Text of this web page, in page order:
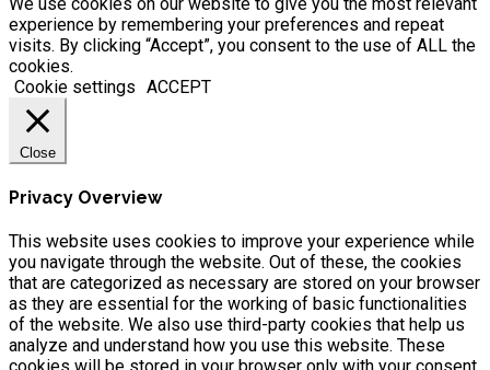
experience by remembering your preferences and repeat
visits. By clicking “Accept”, you consent to the use of ALL the
cookies.
Cookie settings ACCEPT
Close
Privacy Overview
This website uses cookies to improve your experience while
you navigate through the website. Out of these, the cookies
that are categorized as necessary are stored on your browser
as they are essential for the working of basic functionalities
of the website. We also use third-party cookies that help us
analyze and understand how you use this website. These